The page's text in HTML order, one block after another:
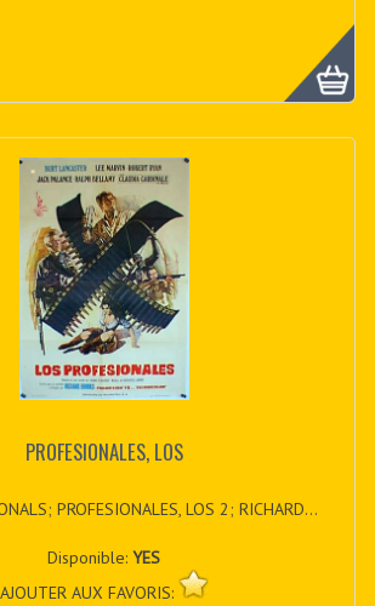
PROFESIONALES, LOS
PROFESIONALES, LOS 2; RICHARD...
Disponible:YES
AJOUTER AUX FAVORIS: